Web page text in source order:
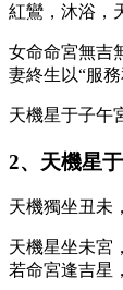
紅鸞，沐浴，
女命命宮無吉
妻終生以“服
天機星于子午
2、天機星
天機獨坐丑未
天機星坐未宮
若命宮逢吉星